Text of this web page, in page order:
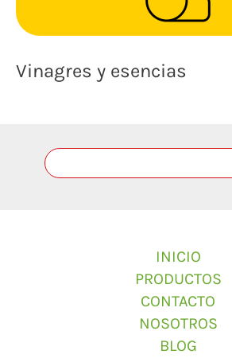
Vinagres y esencias
INICIO
PRODUCTOS
CONTACTO
NOSOTROS
BLOG